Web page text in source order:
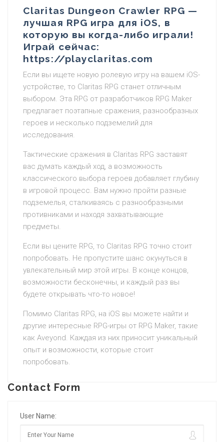
Claritas Dungeon Crawler RPG —
лучшая RPG игра для iOS, в
которую вы когда-либо играли!
Играй сейчас:
https://playclaritas.com
Если вы ищете новую ролевую игру на вашем iOS-
устройстве, то Claritas RPG станет отличным
выбором. Эта RPG от разработчиков RPG Maker
предлагает поэтапные сражения, разнообразных
героев и несколько подземелий для
исследования.
Тактические сражения в Claritas RPG заставят
вас думать каждый ход, а возможность
классического выбора героев добавляет глубину
в игровой процесс. Вам нужно пройти разные
подземелья, сталкиваясь с разнообразными
противниками и находя захватывающие
предметы.
Если вы цените RPG, то Claritas RPG точно стоит
попробовать. Не пропустите шанс окунуться в
увлекательный мир этой игры. В конце концов,
возможности бесконечны, и каждый раз вы
будете открывать что-то новое!
Помимо Claritas RPG, на iOS вы можете найти и
другие интересные RPG-игры от RPG Maker, такие
как Aveyond. Каждая из них приносит уникальный
опыт и возможности, которые стоит
попробовать.
Contact Form
User Name: